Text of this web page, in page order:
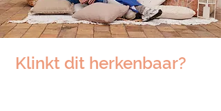
Klinkt dit herkenbaar?